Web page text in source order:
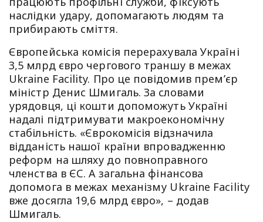
наслідки удару, допомагають людям та
прибирають сміття.
Європейська комісія перерахувала Україні
3,5 млрд євро чергового траншу в межах
Ukraine Facility. Про це повідомив прем’єр
міністр Денис Шмигаль. За словами
урядовця, ці кошти допоможуть Україні
надалі підтримувати макроекономічну
стабільність. «Єврокомісія відзначила
відданість нашої країни впровадженню
реформ на шляху до повноправного
членства в ЄС. А загальна фінансова
допомога в межах механізму Ukraine Facility
вже досягла 19,6 млрд євро», – додав
Шмигаль.